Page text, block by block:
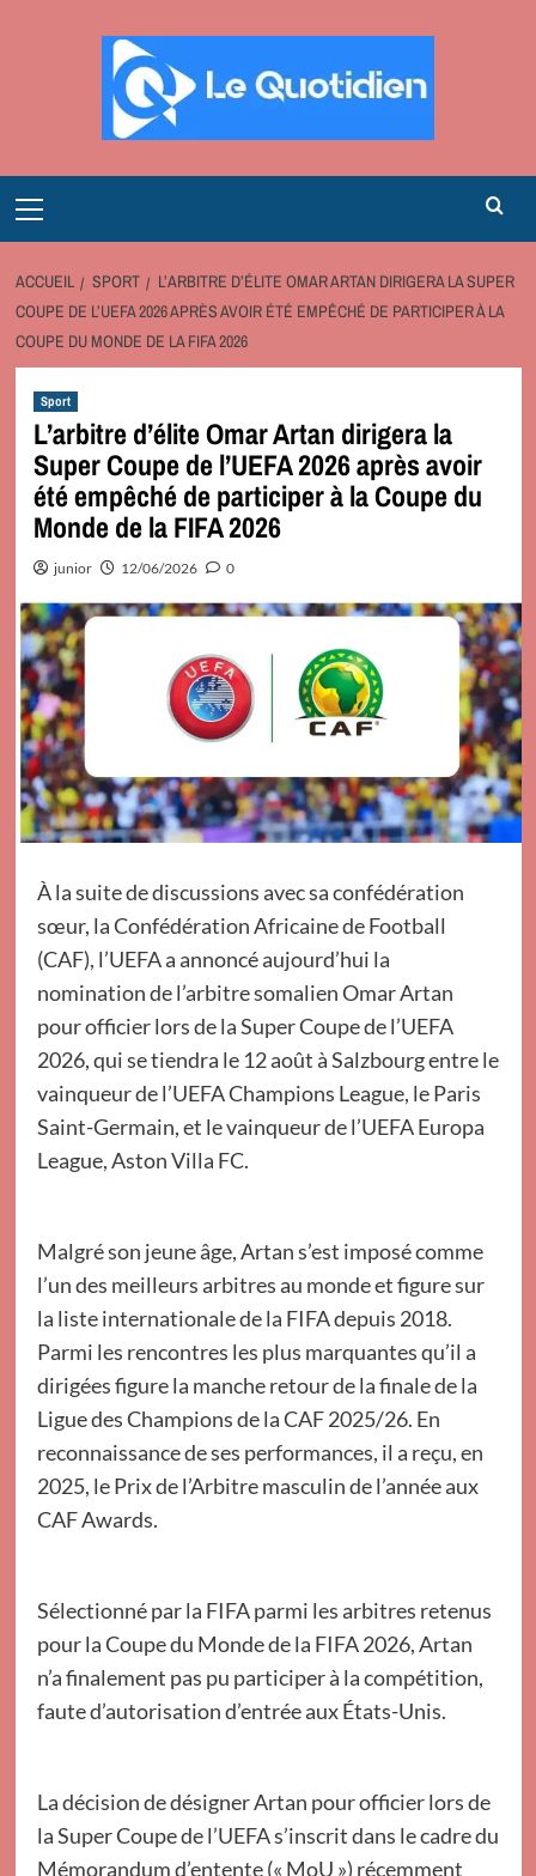
Menu
ACCUEIL SPORT
L’ARBITRE D’ÉLITE OMAR ARTAN DIRIGERA LA SUPER
COUPE DE L’UEFA 2026 APRÈS AVOIR ÉTÉ EMPÊCHÉ DE PARTICIPER À LA
COUPE DU MONDE DE LA FIFA 2026
Sport
L’arbitre d’élite Omar Artan dirigera la
Super Coupe de l’UEFA 2026 après avoir
été empêché de participer à la Coupe du
Monde de la FIFA 2026
junior 12/06/2026 0
À la suite de discussions avec sa confédération
sœur, la Confédération Africaine de Football
(CAF), l’UEFA a annoncé aujourd’hui la
nomination de l’arbitre somalien Omar Artan
pour officier lors de la Super Coupe de l’UEFA
2026, qui se tiendra le 12 août à Salzbourg entre le
vainqueur de l’UEFA Champions League, le Paris
Saint-Germain, et le vainqueur de l’UEFA Europa
League, Aston Villa FC.
Malgré son jeune âge, Artan s’est imposé comme
l’un des meilleurs arbitres au monde et figure sur
la liste internationale de la FIFA depuis 2018.
Parmi les rencontres les plus marquantes qu’il a
dirigées figure la manche retour de la finale de la
Ligue des Champions de la CAF 2025/26. En
reconnaissance de ses performances, il a reçu, en
2025, le Prix de l’Arbitre masculin de l’année aux
CAF Awards.
Sélectionné par la FIFA parmi les arbitres retenus
pour la Coupe du Monde de la FIFA 2026, Artan
n’a finalement pas pu participer à la compétition,
faute d’autorisation d’entrée aux États-Unis.
La décision de désigner Artan pour officier lors de
la Super Coupe de l’UEFA s’inscrit dans le cadre du
Mémorandum d’entente (« MoU ») récemment